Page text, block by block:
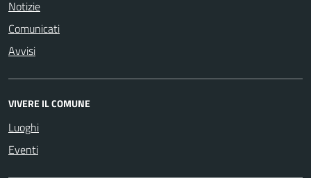
Notizie
Comunicati
Avvisi
VIVERE IL COMUNE
Luoghi
Eventi